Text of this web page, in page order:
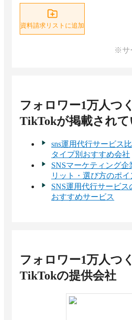
資料請求リストに追加
※サ
フォロワー1万人つ
TikTokが掲載され
sns運用代行サービス
タイプ別おすすめ会社
SNSマーケティング
リット・選び方のポイ
SNS運用代行サービス
おすすめサービス
フォロワー1万人つ
TikTokの提供会社